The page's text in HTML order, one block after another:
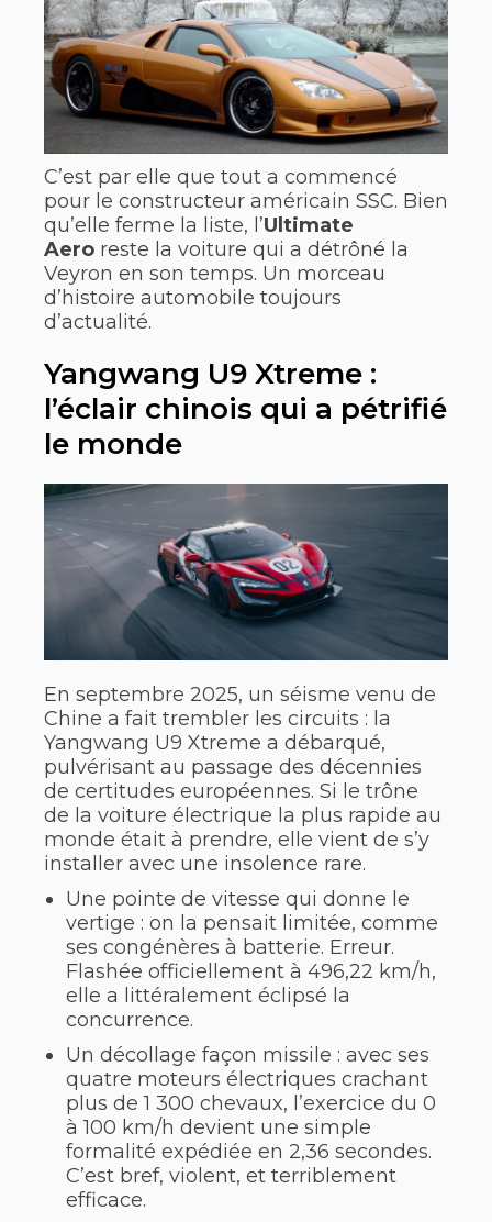
C’est par elle que tout a commencé
pour le constructeur américain SSC. Bien
qu’elle ferme la liste, l’Ultimate
Aero reste la voiture qui a détrôné la
Veyron en son temps. Un morceau
d’histoire automobile toujours
d’actualité.
Yangwang U9 Xtreme :
l’éclair chinois qui a pétrifié
le monde
En septembre 2025, un séisme venu de
Chine a fait trembler les circuits : la
Yangwang U9 Xtreme a débarqué,
pulvérisant au passage des décennies
de certitudes européennes. Si le trône
de la voiture électrique la plus rapide au
monde était à prendre, elle vient de s’y
installer avec une insolence rare.
Une pointe de vitesse qui donne le
vertige : on la pensait limitée, comme
ses congénères à batterie. Erreur.
Flashée officiellement à 496,22 km/h,
elle a littéralement éclipsé la
concurrence.
Un décollage façon missile : avec ses
quatre moteurs électriques crachant
plus de 1 300 chevaux, l’exercice du 0
à 100 km/h devient une simple
formalité expédiée en 2,36 secondes.
C’est bref, violent, et terriblement
efficace.